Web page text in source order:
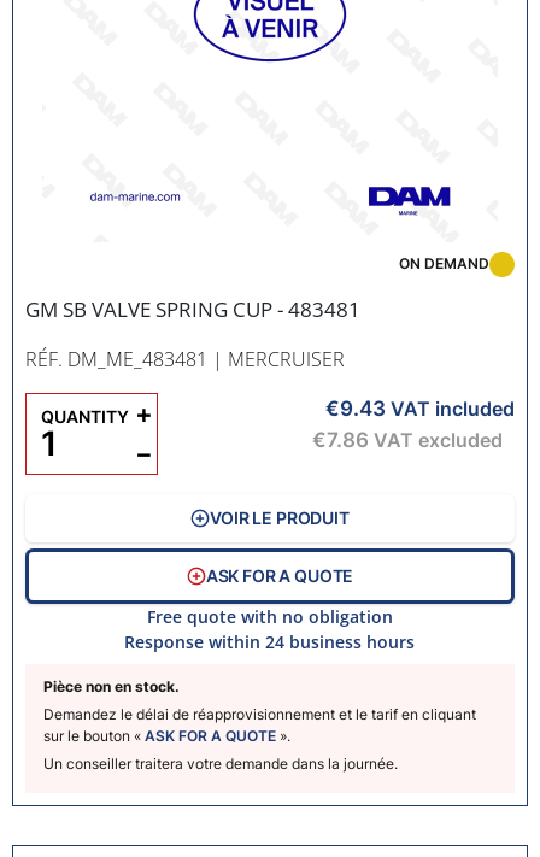
GM SB VALVE SPRING CUP - 483481
RÉF. DM_ME_483481 | MERCRUISER
Pièce non en stock.
Demandez le délai de réapprovisionnement et le tarif en cliquant
sur le bouton « ASK FOR A QUOTE ».
Un conseiller traitera votre demande dans la journée.
ON DEMAND
€9.43 VAT included
€7.86 VAT excluded
QUANTITY
−
+
VOIR LE PRODUIT
ASK FOR A QUOTE
Free quote with no obligation
Response within 24 business hours